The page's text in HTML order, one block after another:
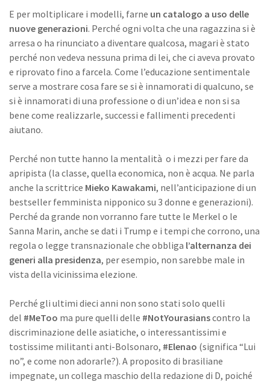
E per moltiplicare i modelli, farne un catalogo a uso delle
nuove generazioni. Perché ogni volta che una ragazzina si è
arresa o ha rinunciato a diventare qualcosa, magari è stato
perché non vedeva nessuna prima di lei, che ci aveva provato
e riprovato fino a farcela. Come l’educazione sentimentale
serve a mostrare cosa fare se si è innamorati di qualcuno, se
si è innamorati di una professione o di un’idea e non si sa
bene come realizzarle, successi e fallimenti precedenti
aiutano.
Perché non tutte hanno la mentalità o i mezzi per fare da
apripista (la classe, quella economica, non è acqua. Ne parla
anche la scrittrice Mieko Kawakami, nell’anticipazione di un
bestseller femminista nipponico su 3 donne e generazioni).
Perché da grande non vorranno fare tutte le Merkel o le
Sanna Marin, anche se dati i Trump e i tempi che corrono, una
regola o legge transnazionale che obbliga l’alternanza dei
generi alla presidenza, per esempio, non sarebbe male in
vista della vicinissima elezione.
Perché gli ultimi dieci anni non sono stati solo quelli
del #MeToo ma pure quelli delle #NotYourasianscontro la
discriminazione delle asiatiche, o interessantissimi e
tostissime militanti anti-Bolsonaro, #Elenao (significa “Lui
no”, e come non adorarle?). A proposito di brasiliane
impegnate, un collega maschio della redazione di D, poiché